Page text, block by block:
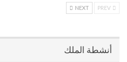
NEXT
أنشطة الملك